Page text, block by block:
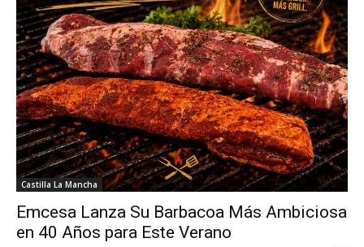
Castilla La Mancha
Emcesa Lanza Su Barbacoa Más Ambiciosa
en 40 Años para Este Verano